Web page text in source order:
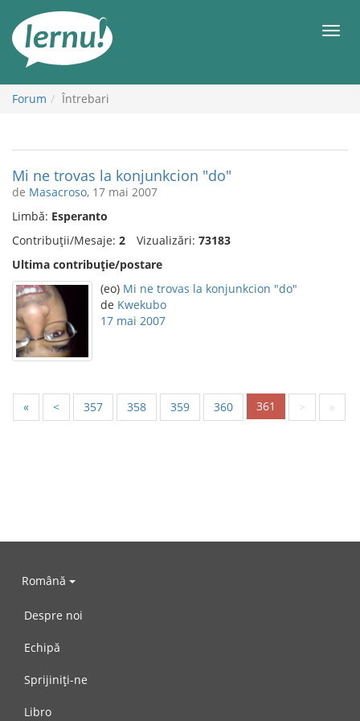
conținut
Forum Întrebari
Mi ne trovas la konjunkcion "do"
de Masacroso, 17 mai 2007
Limbă: Esperanto
Contribuții/Mesaje: 2 Vizualizări: 73183
Ultima contribuție/postare
(eo) Mi ne trovas la konjunkcion "do"
de Kwekubo
17 mai 2007
« < 357 358 359 360 361 > »
Română
Despre noi
Echipă
Sprijiniți-ne
Libro